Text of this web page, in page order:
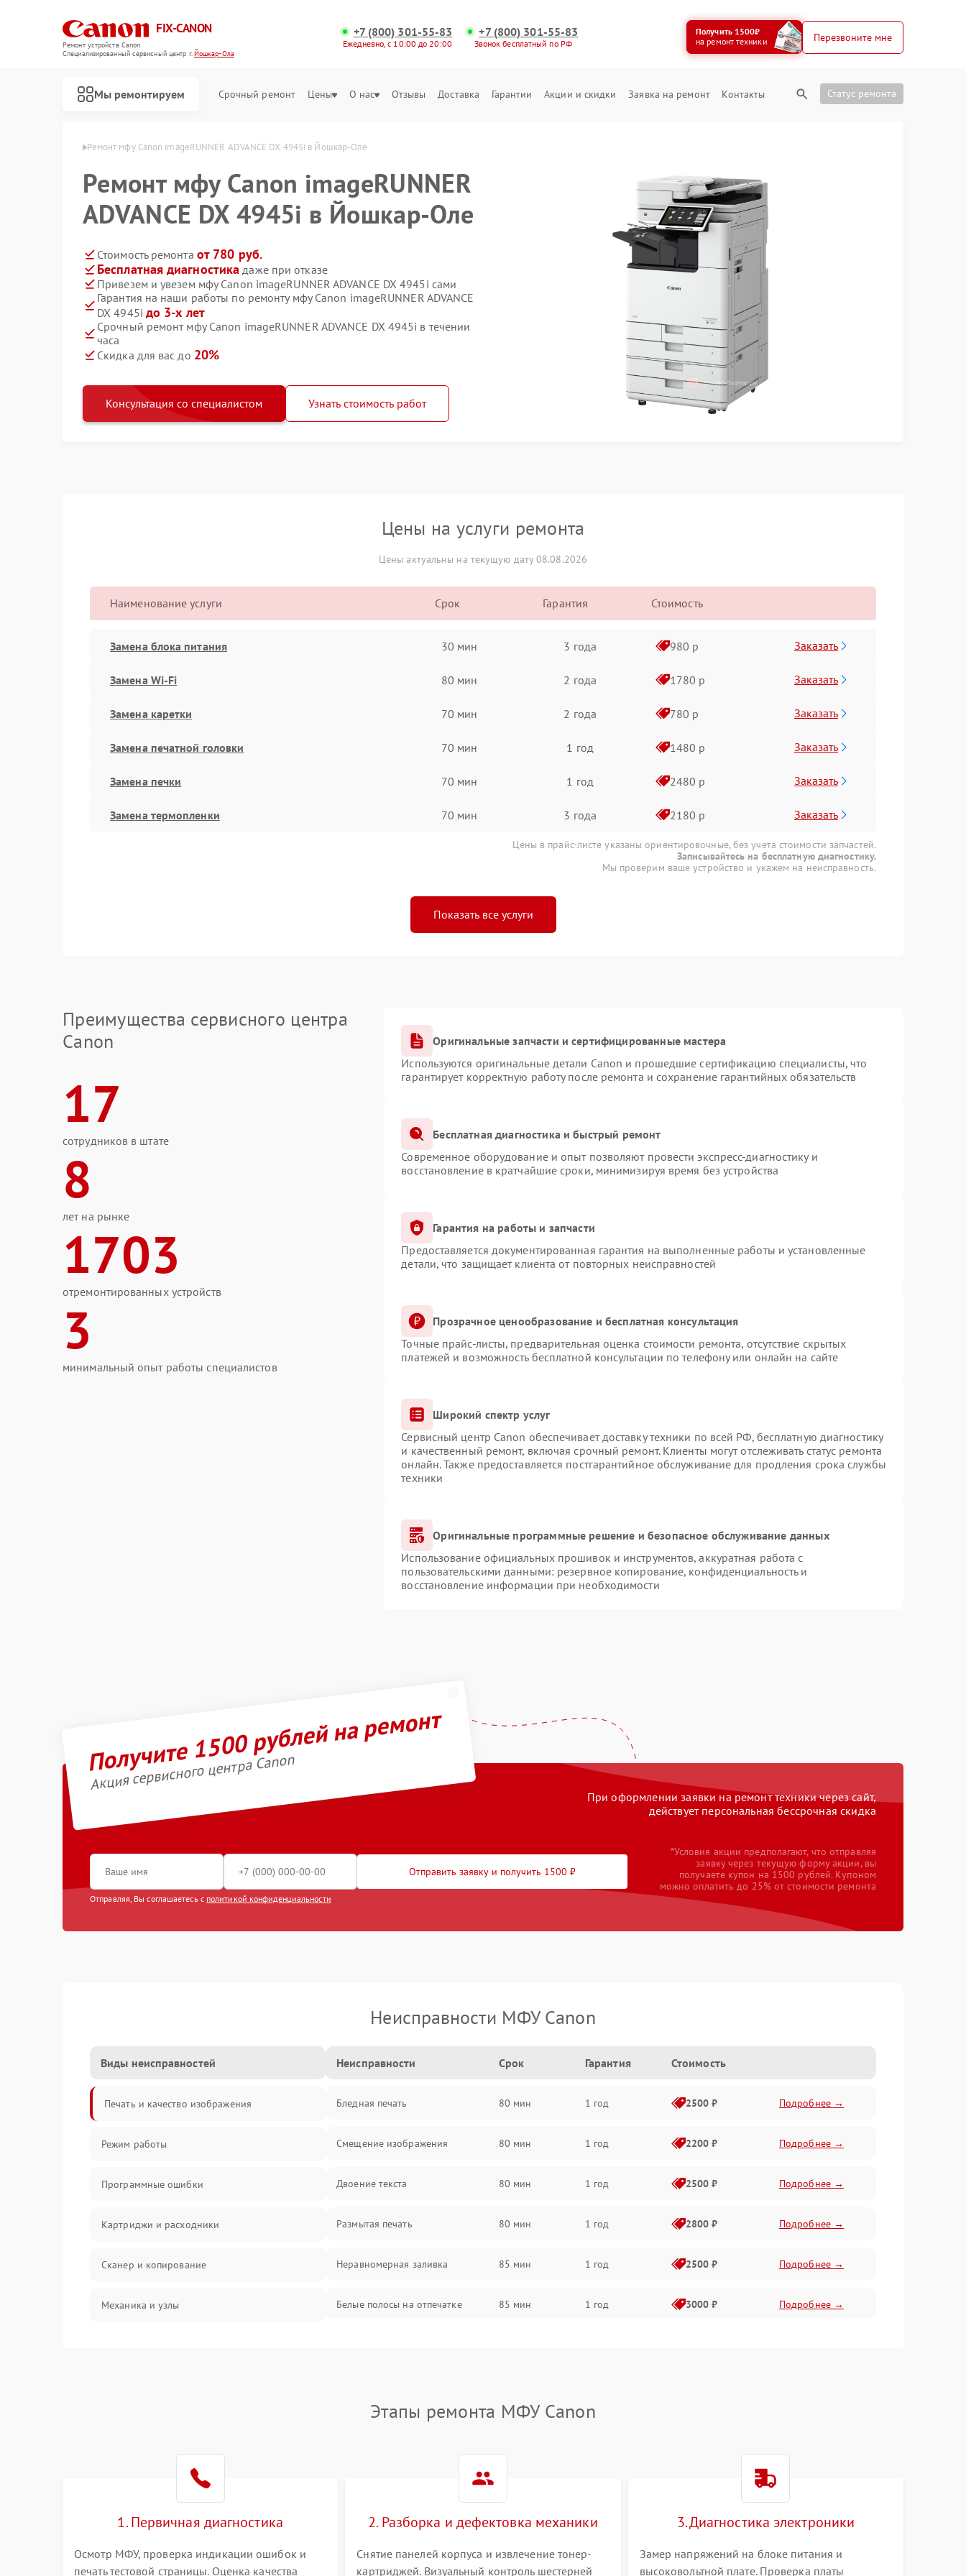
FIX-CANON
Ремонт устройств Canon
Специализированный cервисный центр г.Йошкар-Ола
+7 (800) 301-55-83
Ежедневно, с 10:00 до 20:00
+7 (800) 301-55-83
Звонок бесплатный по РФ
Получить 1500₽
на ремонт техники
Перезвоните мне
Мы ремонтируем Срочный ремонт Цены О нас Отзывы Доставка Гарантии Акции и скидки Заявка на ремонт Контакты Статус ремонта
Ремонт мфу Canon imageRUNNER ADVANCE DX 4945i в Йошкар-Оле
Ремонт мфу Canon imageRUNNER
ADVANCE DX 4945i в Йошкар-Оле
Стоимость ремонта от 780 руб.
Бесплатная диагностика даже при отказе
Привезем и увезем мфу Canon imageRUNNER ADVANCE DX 4945i сами
Гарантия на наши работы по ремонту мфу Canon imageRUNNER ADVANCE
DX 4945i до 3-х лет
Срочный ремонт мфу Canon imageRUNNER ADVANCE DX 4945i в течении
часа
Скидка для вас до 20%
Консультация со специалистом Узнать стоимость работ
Цены на услуги ремонта
Цены актуальны на текущую дату 08.08.2026
Наименование услуги Срок Гарантия Стоимость
Замена блока питания 30 мин 3 года 980 р Заказать
Замена Wi-Fi 80 мин 2 года 1780 р Заказать
Замена каретки 70 мин 2 года 780 р Заказать
Замена печатной головки 70 мин 1 год 1480 р Заказать
Замена печки 70 мин 1 год 2480 р Заказать
Замена термопленки 70 мин 3 года 2180 р Заказать
Цены в прайс-листе указаны ориентировочные, без учета стоимости запчастей.
Записывайтесь на бесплатную диагностику.
Мы проверим ваше устройство и укажем на неисправность.
Показать все услуги
Преимущества сервисного центра
Canon
17
сотрудников в штате
8
лет на рынке
1703
отремонтированных устройств
3
минимальный опыт работы специалистов
Оригинальные запчасти и сертифицированные мастера
Используются оригинальные детали Canon и прошедшие сертификацию специалисты, что
гарантирует корректную работу после ремонта и сохранение гарантийных обязательств
Бесплатная диагностика и быстрый ремонт
Современное оборудование и опыт позволяют провести экспресс-диагностику и
восстановление в кратчайшие сроки, минимизируя время без устройства
Гарантия на работы и запчасти
Предоставляется документированная гарантия на выполненные работы и установленные
детали, что защищает клиента от повторных неисправностей
Прозрачное ценообразование и бесплатная консультация
Точные прайс-листы, предварительная оценка стоимости ремонта, отсутствие скрытых
платежей и возможность бесплатной консультации по телефону или онлайн на сайте
Широкий спектр услуг
Сервисный центр Canon обеспечивает доставку техники по всей РФ, бесплатную диагностику
и качественный ремонт, включая срочный ремонт. Клиенты могут отслеживать статус ремонта
онлайн. Также предоставляется постгарантийное обслуживание для продления срока службы
техники
Оригинальные программные решение и безопасное обслуживание данных
Использование официальных прошивок и инструментов, аккуратная работа с
пользовательскими данными: резервное копирование, конфиденциальность и
восстановление информации при необходимости
Получите 1500 рублей на ремонт
Акция сервисного центра Canon
При оформлении заявки на ремонт техники через сайт,
действует персональная бессрочная скидка
Отправить заявку и получить 1500 ₽
Отправляя, Вы соглашаетесь с политикой конфиденциальности
*Условия акции предполагают, что отправляя
заявку через текущую форму акции, вы
получаете купон на 1500 рублей. Купоном
можно оплатить до 25% от стоимости ремонта
Неисправности МФУ Canon
Виды неисправностей
Печать и качество изображения
Режим работы
Программные ошибки
Картриджи и расходники
Сканер и копирование
Механика и узлы
Проблемы с механикой
Неисправности Срок Гарантия Стоимость
Бледная печать 80 мин 1 год 2500 ₽ Подробнее →
Смещение изображения 80 мин 1 год 2200 ₽ Подробнее →
Двоение текста 80 мин 1 год 2500 ₽ Подробнее →
Размытая печать 80 мин 1 год 2800 ₽ Подробнее →
Неравномерная заливка 85 мин 1 год 2500 ₽ Подробнее →
Белые полосы на отпечатке 85 мин 1 год 3000 ₽ Подробнее →
Этапы ремонта МФУ Canon
1. Первичная диагностика
Осмотр МФУ, проверка индикации ошибок и
печать тестовой страницы. Оценка качества
2. Разборка и дефектовка механики
Снятие панелей корпуса и извлечение тонер-
картриджей. Визуальный контроль шестерней
3. Диагностика электроники
Замер напряжений на блоке питания и
высоковольтной плате. Проверка платы